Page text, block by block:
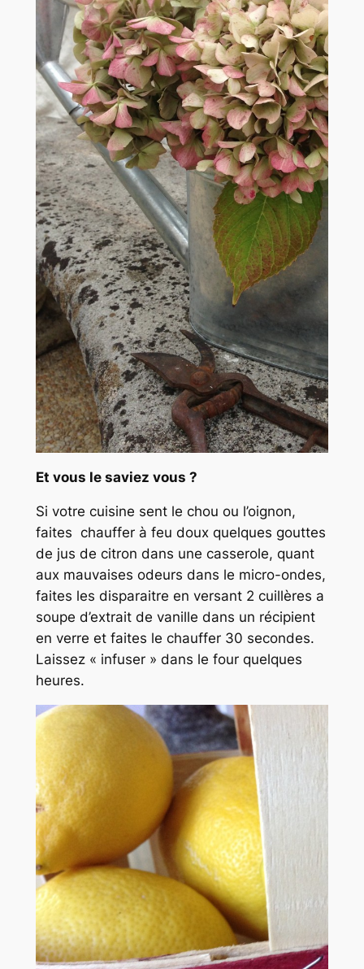
Et vous le saviez vous ?
Si votre cuisine sent le chou ou l’oignon,
faites chauffer à feu doux quelques gouttes
de jus de citron dans une casserole, quant
aux mauvaises odeurs dans le micro-ondes,
faites les disparaitre en versant 2 cuillères a
soupe d’extrait de vanille dans un récipient
en verre et faites le chauffer 30 secondes.
Laissez « infuser » dans le four quelques
heures.